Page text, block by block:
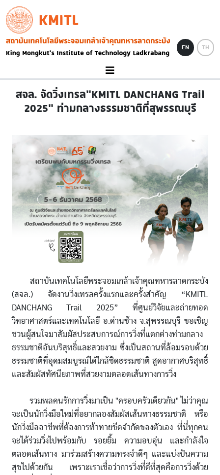
Skip to main content
KMITL
Image
EN TH
สจล. จัดวิ่งเทรล“KMITL DANCHANG Trail
2025” ท่ามกลางธรรมชาติที่สุพรรณบุรี
สถาบันเทคโนโลยีพระจอมเกล้าเจ้าคุณทหารลาดกระบัง
(สจล.) จัดงานวิ่งเทรลครั้งแรกและครั้งสำคัญ “KMITL
DANCHANG Trail 2025” ที่ศูนย์วิจัยและถ่ายทอด
วิทยาศาสตร์และเทคโนโลยี อ.ด่านช้าง จ.สุพรรณบุรี ขอเชิญ
ชวนผู้สนใจมาสัมผัสประสบการณ์การวิ่งที่แตกต่างท่ามกลาง
ธรรมชาติอันบริสุทธิ์และสวยงาม ซึ่งเป็นสถานที่ล้อมรอบด้วย
ธรรมชาติที่อุดมสมบูรณ์ได้ใกล้ชิดธรรมชาติ สูดอากาศบริสุทธิ์
และสัมผัสทัศนียภาพที่สวยงามตลอดเส้นทางการวิ่ง
รวมพลคนรักการวิ่งมาเป็น "ครอบครัวเดียวกัน" ไม่ว่าคุณ
จะเป็นนักวิ่งมือใหม่ที่อยากลองสัมผัสเส้นทางธรรมชาติ หรือ
นักวิ่งมืออาชีพที่ต้องการท้าทายขีดจำกัดของตัวเอง ที่นี่ทุกคน
จะได้ร่วมวิ่งไปพร้อมกับ รอยยิ้ม ความอบอุ่น และกำลังใจ
ตลอดเส้นทาง มาร่วมสร้างความทรงจำดีๆ และแบ่งปันความ
สุขไปด้วยกัน เพราะเราเชื่อว่าการวิ่งที่ดีที่สุดคือการวิ่งด้วย